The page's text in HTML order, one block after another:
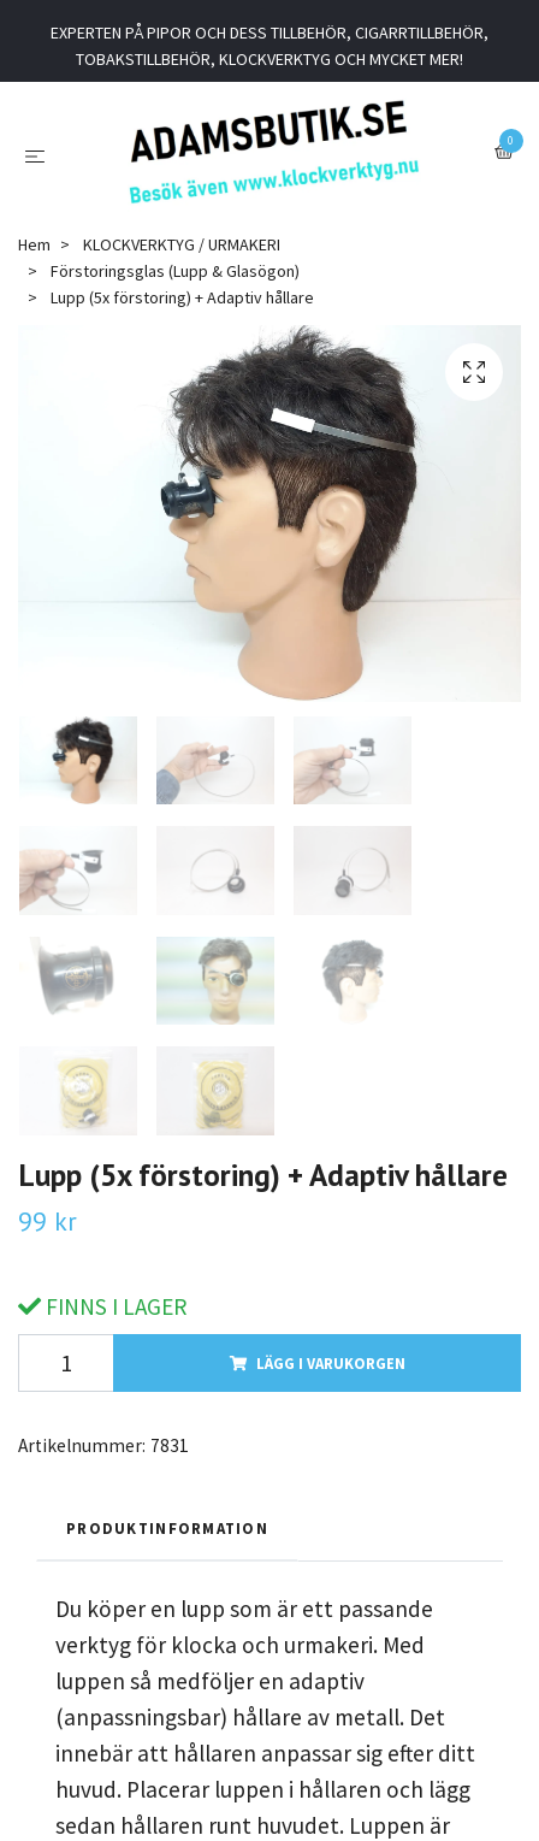
EXPERTEN PÅ PIPOR OCH DESS TILLBEHÖR, CIGARRTILLBEHÖR,
TOBAKSTILLBEHÖR, KLOCKVERKTYG OCH MYCKET MER!
0
Hem
KLOCKVERKTYG / URMAKERI
Förstoringsglas (Lupp & Glasögon)
Lupp (5x förstoring) + Adaptiv hållare
Lupp (5x förstoring) + Adaptiv hållare
99 kr
FINNS I LAGER
LÄGG I VARUKORGEN
Artikelnummer: 7831
PRODUKTINFORMATION
Du köper en lupp som är ett passande
verktyg för klocka och urmakeri. Med
luppen så medföljer en adaptiv
(anpassningsbar) hållare av metall. Det
innebär att hållaren anpassar sig efter ditt
huvud. Placerar luppen i hållaren och lägg
sedan hållaren runt huvudet. Luppen är